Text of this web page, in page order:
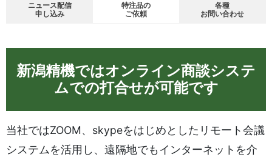
ニュース配信
申し込み
特注品の
ご依頼
各種
お問い合わせ
新潟精機ではオンライン商談システ
ムでの打合せが可能です
当社ではZOOM、skypeをはじめとしたリモート会議
システムを活用し、遠隔地でも インターネットを介